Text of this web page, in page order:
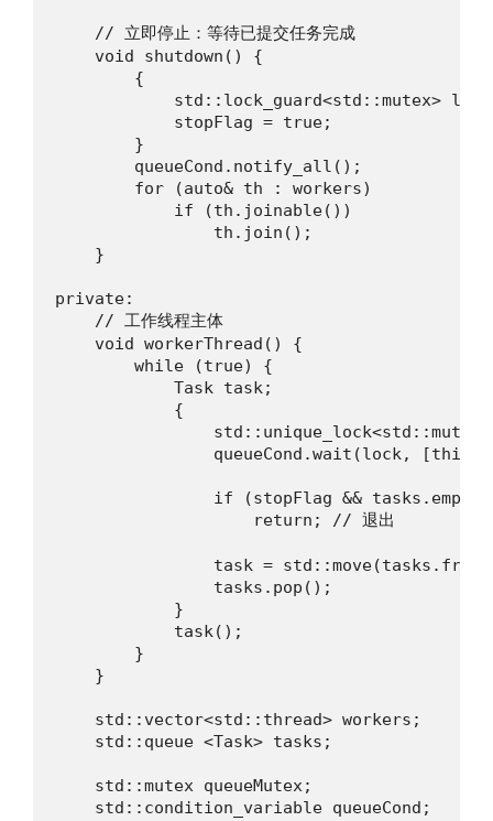
    // 立即停止：等待已提交任务完成
    void shutdown() {
        {
std::lock_guard<std::mutex>
            stopFlag = true;
        }
        queueCond.notify_all();
        for (auto& th : workers)
            if (th.joinable())
                th.join();
    }
private:
    // 工作线程主体
    void workerThread() {
        while (true) {
            Task task;
            {
queueCond.wait(lock,
if (stopFlag &&
                    return; // 退出
task =
                tasks.pop();
            }
            task();
        }
    }
    std::vector<std::thread> workers;
    std::queue <Task> tasks;
    std::mutex queueMutex;
    std::condition_variable queueCond;